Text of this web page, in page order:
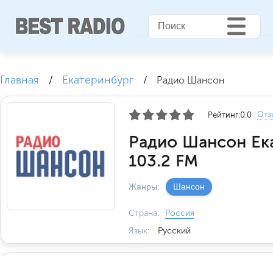
Главная / Екатеринбург / Радио Шансон
Рейтинг:0.0
Радио Шансон
103.2 FM
Жанры: Шансон
Страна:
Россия
Язык:
Русский